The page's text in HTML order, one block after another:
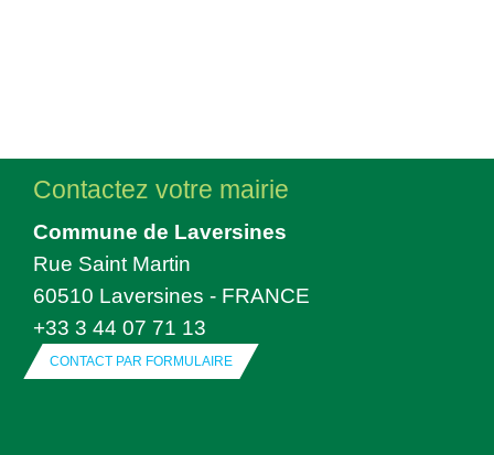
Contactez votre mairie
Commune de Laversines
Rue Saint Martin
60510 Laversines - FRANCE
+33 3 44 07 71 13
CONTACT PAR FORMULAIRE